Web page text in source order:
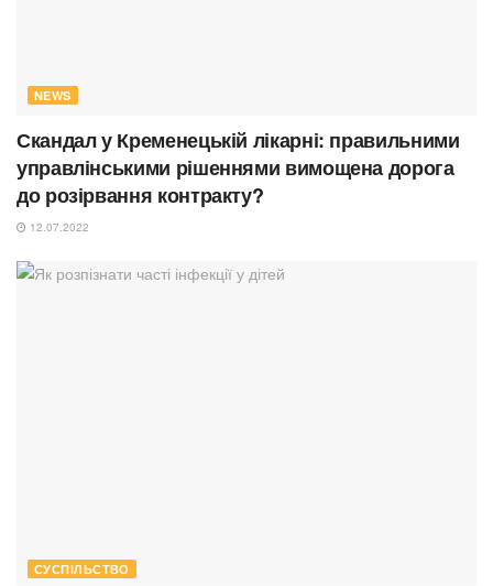
NEWS
Скандал у Кременецькій лікарні: правильними
управлінськими рішеннями вимощена дорога
до розірвання контракту?
12.07.2022
СУСПІЛЬСТВО